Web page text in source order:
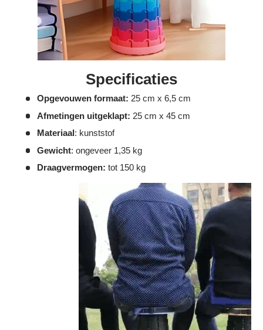
Specificaties
Opgevouwen formaat: 25 cm x 6,5 cm
Afmetingen uitgeklapt: 25 cm x 45 cm
Materiaal: kunststof
Gewicht: ongeveer 1,35 kg
Draagvermogen: tot 150 kg